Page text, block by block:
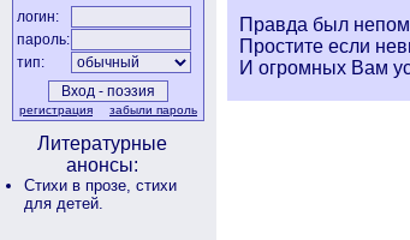
логин:
пароль:
тип:
регистрация забыли пароль
Литературные
анонсы:
Стихи в прозе, стихи
для детей.
Правда был
Простите если
И огромных Вам